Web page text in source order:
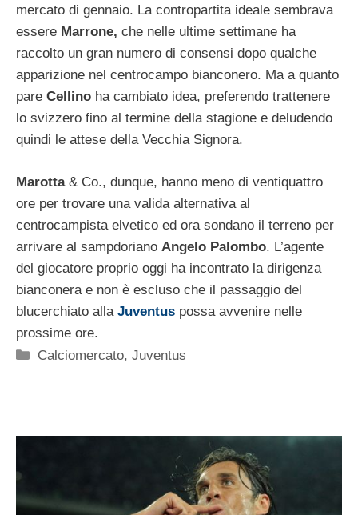
mercato di gennaio. La contropartita ideale sembrava
essere Marrone, che nelle ultime settimane ha
raccolto un gran numero di consensi dopo qualche
apparizione nel centrocampo bianconero. Ma a quanto
pare Cellino ha cambiato idea, preferendo trattenere
lo svizzero fino al termine della stagione e deludendo
quindi le attese della Vecchia Signora.
Marotta& Co., dunque, hanno meno di ventiquattro
ore per trovare una valida alternativa al
centrocampista elvetico ed ora sondano il terreno per
arrivare al sampdoriano Angelo Palombo. L’agente
del giocatore proprio oggi ha incontrato la dirigenza
bianconera e non è escluso che il passaggio del
blucerchiato alla Juventus possa avvenire nelle
prossime ore.
Categorie
Calciomercato,Juventus